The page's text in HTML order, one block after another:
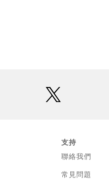
支持
聯絡我們
常見問題